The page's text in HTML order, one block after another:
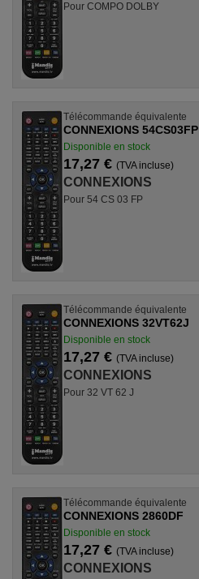
Pour COMPO DOLBY
Télécommande équivalente
CONNEXIONS 54CS03FP
Disponible en stock
17,27 € (TVA incluse)
CONNEXIONS
Pour 54 CS 03 FP
Télécommande équivalente
CONNEXIONS 32VT62J
Disponible en stock
17,27 € (TVA incluse)
CONNEXIONS
Pour 32 VT 62 J
Télécommande équivalente
CONNEXIONS 2860DF
Disponible en stock
17,27 € (TVA incluse)
CONNEXIONS